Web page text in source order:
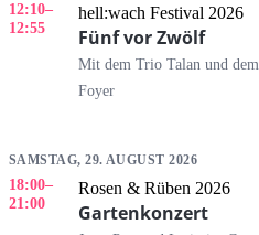
12:10–
12:55
hell:wach Festival 2026
Fünf vor Zwölf
Mit dem Trio Talan und
Foyer
SAMSTAG, 29. AUGUST 2026
18:00–
21:00
Rosen & Rüben 2026
Gartenkonzert